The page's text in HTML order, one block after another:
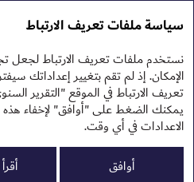
التقرير السنوي 2025
تقرير الاستدامة 2025
كلمة الرئيس
سياسة ملفات تعريف الارتباط
نستخدم ملفات تعريف الارتباط لجعل
الإمكان. إذ لم تقم بتغيير إعداداتك
يمكنك الضغط على "أوافق" لإخفاء هذه
الاعدادات في أي وقت.
أوافق